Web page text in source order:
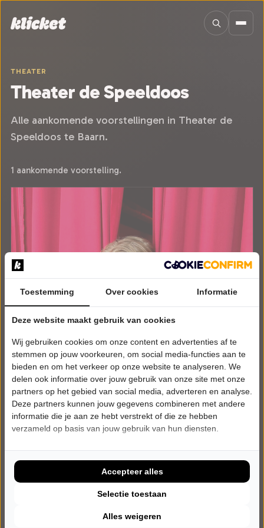
THEATER
Theater de Speeldoos
Alle aankomende voorstellingen in Theater de
Speeldoos te Baarn.
1 aankomende voorstelling.
DONDERDAG 8 APRIL 2027 • 20:15 UUR
Kor Hoebe
Korrelatie
Theater de Speeldoos
Try-out
Toestemming Over cookies Informatie
Deze website maakt gebruik van cookies
Wij gebruiken cookies om onze content en advertenties af te
stemmen op jouw voorkeuren, om social media-functies aan te
bieden en om het verkeer op onze website te analyseren. We
delen ook informatie over jouw gebruik van onze site met onze
partners op het gebied van social media, adverteren en analyse.
Deze partners kunnen jouw gegevens combineren met andere
informatie die je aan ze hebt verstrekt of die ze hebben
verzameld op basis van jouw gebruik van hun diensten.
Alles weigeren
Selectie toestaan
Accepteer alles